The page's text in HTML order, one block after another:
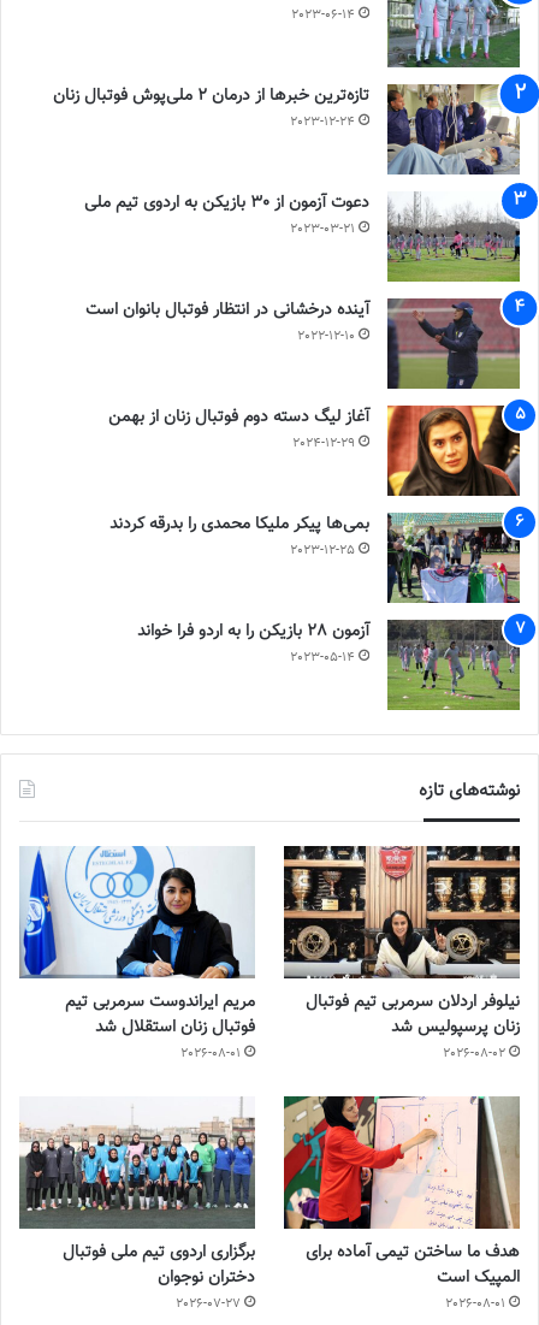
2023-06-14
تازه‌ترین خبرها از درمان ۲ ملی‌پوش فوتبال زنان
2023-12-24
دعوت آزمون از 30 بازیکن به اردوی تیم ملی
2023-03-21
آینده درخشانی در انتظار فوتبال بانوان است
2022-12-10
آغاز لیگ دسته دوم فوتبال زنان از بهمن
2024-12-29
بمی‌ها پیکر ملیکا محمدی را بدرقه کردند
2023-12-25
آزمون 28 بازیکن را به اردو فرا خواند
2023-05-14
نوشته‌های تازه
نیلوفر اردلان سرمربی تیم فوتبال
زنان پرسپولیس شد
2026-08-02
مریم ایراندوست سرمربی تیم
فوتبال زنان استقلال شد
2026-08-01
هدف ما ساختن تیمی آماده برای
المپیک است
2026-08-01
برگزاری اردوی تیم ملی فوتبال
دختران نوجوان
2026-07-27